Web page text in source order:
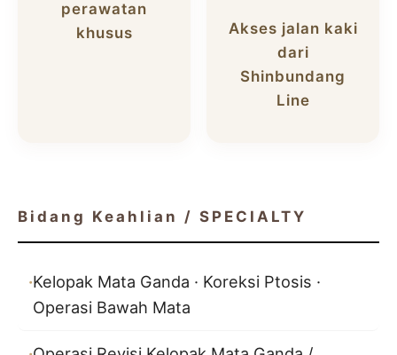
perawatan
khusus
Akses jalan kaki
dari
Shinbundang
Line
Bidang Keahlian / SPECIALTY
Kelopak Mata Ganda · Koreksi Ptosis ·
Operasi Bawah Mata